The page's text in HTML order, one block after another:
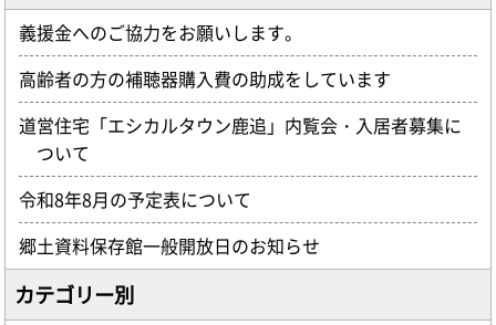
義援金へのご協力をお願いします。
高齢者の方の補聴器購入費の助成をしています
道営住宅「エシカルタウン鹿追」内覧会・入居者募集に
ついて
令和8年8月の予定表について
郷土資料保存館一般開放日のお知らせ
カテゴリー別